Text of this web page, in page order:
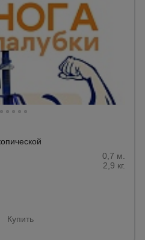
0,7 м.
2,9 кг.
Купить